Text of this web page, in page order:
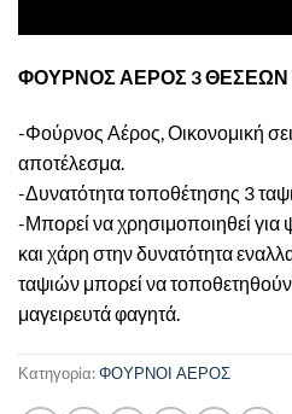
ΦΟΥΡΝΟΣ ΑΕΡΟΣ 3 ΘΕΣΕΩΝ
-Φούρνος Αέρος, Οικονομική
αποτέλεσμα.
-Δυνατότητα τοποθέτησης 3
-Μπορεί να χρησιμοποιηθεί
και χάρη στην δυνατότητα
ταψιών μπορεί να
μαγειρευτά φαγητά.
Κατηγορία:ΦΟΥΡΝΟΙ ΑΕΡΟΣ